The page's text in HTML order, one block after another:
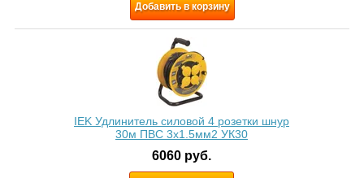
Добавить в корзину
IEK Удлинитель силовой 4 розетки шнур
30м ПВС 3х1.5мм2 УК30
6060 руб.